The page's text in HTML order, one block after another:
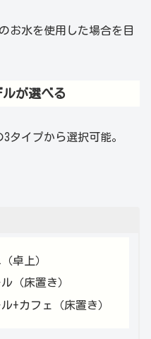
お水を使用した場合を目
が選べる
タイプから選択可能。
卓上）
（床置き）
+カフェ（床置き）